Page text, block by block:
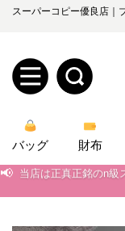
スーパーコピー優良店｜
規
ユ
ロ
グ
バッグ 財布
📢 当店は正真正銘のn級
2026春の新作続々更